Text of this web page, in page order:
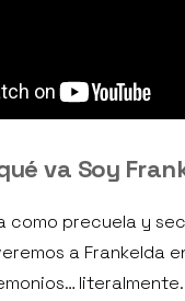
va Soy
como precuela y
a Frankelda